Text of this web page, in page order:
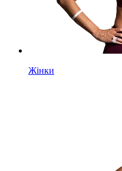
Жінки